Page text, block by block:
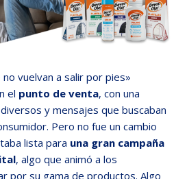
vuelvan a salir por pies»
el punto de venta, con una
y mensajes que buscaban
Pero no fue un cambio
lista para una gran campaña
, algo que animó a los
por su gama de productos. Algo